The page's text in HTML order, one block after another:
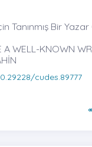
Tanınmış Bir
WELL-KNOWN
cudes.89777